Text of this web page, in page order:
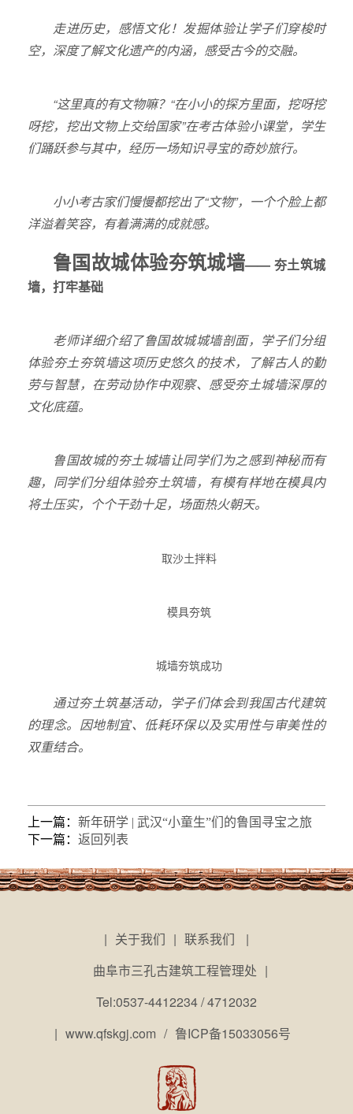
走进历史，感悟文化！发掘体验让学子们穿梭时
空，深度了解文化遗产的内涵，感受古今的交融。
“这里真的有文物嘛？“在小小的探方里面，挖呀挖
呀挖，挖出文物上交给国家”在考古体验小课堂，学生
们踊跃参与其中，经历一场知识寻宝的奇妙旅行。
小小考古家们慢慢都挖出了“文物”，一个个脸上都
洋溢着笑容，有着满满的成就感。
鲁国故城体验夯筑城墙—— 夯土筑城
墙，打牢基础
老师详细介绍了鲁国故城城墙剖面，学子们分组
体验夯土夯筑墙这项历史悠久的技术，了解古人的勤
劳与智慧，在劳动协作中观察、感受夯土城墙深厚的
文化底蕴。
鲁国故城的夯土城墙让同学们为之感到神秘而有
趣，同学们分组体验夯土筑墙，有模有样地在模具内
将土压实，个个干劲十足，场面热火朝天。
取沙土拌料
模具夯筑
城墙夯筑成功
通过夯土筑基活动，学子们体会到我国古代建筑
的理念。因地制宜、低耗环保以及实用性与审美性的
双重结合。
上一篇： 新年研学 | 武汉“小童生”们的鲁国寻宝之旅
下一篇： 返回列表
| 关于我们 | 联系我们
|
曲阜市三孔古建筑工程管理处 |
Tel:0537-4412234 / 4712032
| www.qfskgj.com / 鲁ICP备15033056号